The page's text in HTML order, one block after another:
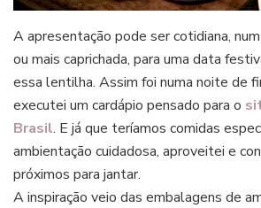
A apresentação pode ser cotidiana,
ou mais caprichada, para uma data
essa lentilha. Assim foi numa noite de
executei um cardápio pensado para o
Brasil. E já que teríamos comidas
ambientação cuidadosa, aproveitei e
próximos para jantar.
A inspiração veio das embalagens de